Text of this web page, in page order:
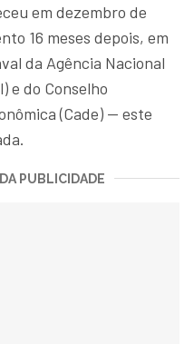
em dezembro de
16 meses depois, em
da Agência Nacional
e do Conselho
(Cade) — este
PUBLICIDADE